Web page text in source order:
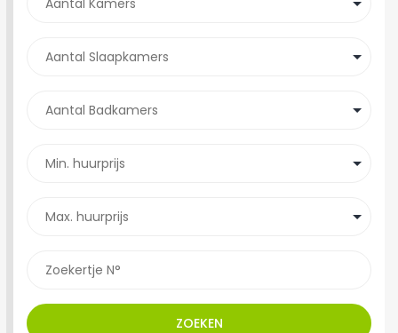
ZOEKEN